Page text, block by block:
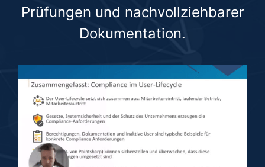
Prüfungen und nachvollziehbarer
Dokumentation.